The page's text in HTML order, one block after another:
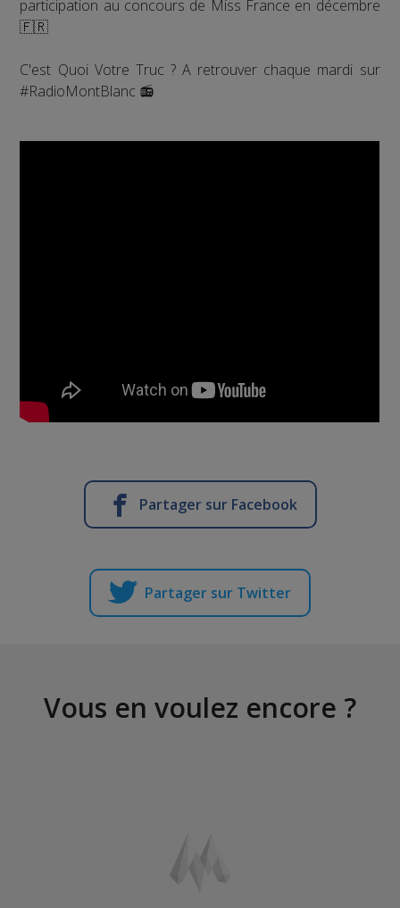
participation au concours de Miss France en décembre
🇫🇷
C'est Quoi Votre Truc ? A retrouver chaque mardi sur
#RadioMontBlanc 📻
Partager sur Facebook
Partager sur Twitter
Vous en voulez encore ?